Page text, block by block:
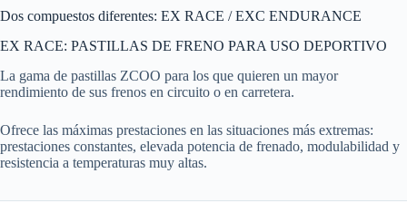
Dos compuestos diferentes: EX RACE / EXC ENDURANCE
EX RACE: PASTILLAS DE FRENO PARA USO DEPORTIVO
La gama de pastillas ZCOO para los que quieren un mayor
rendimiento de sus frenos en circuito o en carretera.
Ofrece las máximas prestaciones en las situaciones más extremas:
prestaciones constantes, elevada potencia de frenado, modulabilidad y
resistencia a temperaturas muy altas.